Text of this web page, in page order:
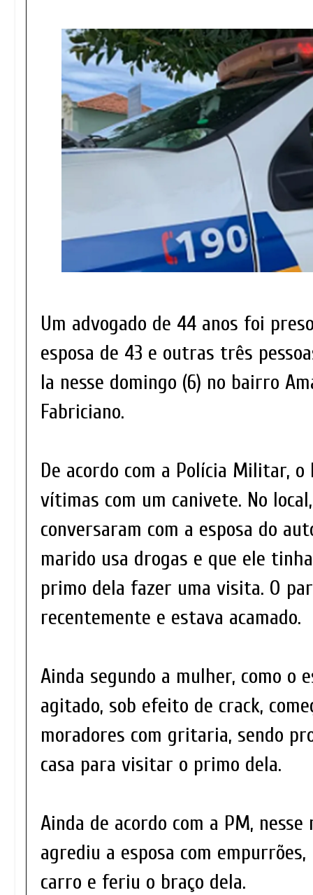
Um advogado de 44 anos foi
esposa de 43 e outras três
la nesse domingo (6) no bairro
Fabriciano.
De acordo com a Polícia Militar,
vítimas com um canivete. No
conversaram com a esposa do
marido usa drogas e que ele
primo dela fazer uma visita. O
recentemente e estava acamado.
Ainda segundo a mulher, como o
agitado, sob efeito de crack,
moradores com gritaria, sendo
casa para visitar o primo dela.
Ainda de acordo com a PM,
agrediu a esposa com
carro e feriu o braço dela.